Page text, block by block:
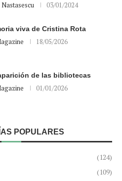
03/01/2024
viva de Cristina Rota
18/05/2026
de las bibliotecas
01/01/2026
POPULARES
(124)
(109)